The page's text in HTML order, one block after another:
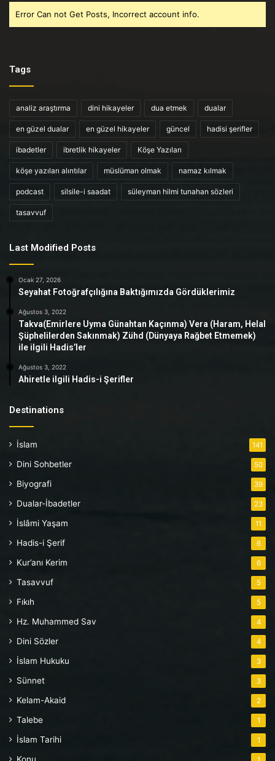
Error Can not Get Posts, Incorrect account info.
Tags
analiz araştırma dini hikayeler dua etmek dualar
en güzel dualar en güzel hikayeler güncel hadisi şerifler
ibadetler ibretlik hikayeler Köşe Yazıları
köşe yazıları alıntılar müslüman olmak namaz kılmak
podcast silsile-i saadat süleyman hilmi tunahan sözleri
tasavvuf
Last Modified Posts
Ocak 27, 2026
Seyahat Fotoğrafçılığına Baktığımızda Gördüklerimiz
Ağustos 3, 2022
Takva(Emirlere Uyma Günahtan Kaçınma) Vera (Haram, Helal
Şüphelilerden Sakınmak) Zühd (Dünyaya Rağbet Etmemek)
ile ilgili Hadis’ler
Ağustos 3, 2022
Ahiretle ilgili Hadis-i Şerifler
Destinations
İslam 141
Dini Sohbetler 50
Biyografi 39
Dualar-İbadetler 23
İslâmi Yaşam 11
Hadis-i Şerif 6
Kur’anı Kerim 6
Tasavvuf 5
Fıkıh 5
Hz. Muhammed Sav 4
Dini Sözler 4
İslam Hukuku 3
Sünnet 3
Kelam-Akaid 2
Talebe 1
İslam Tarihi 1